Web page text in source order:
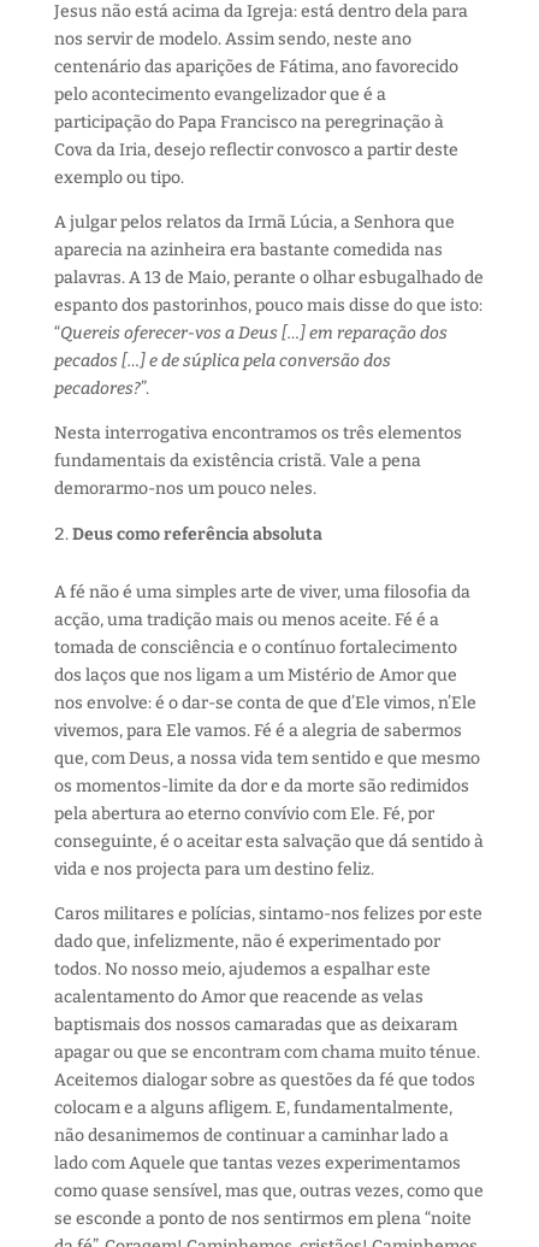
Jesus não está acima da Igreja: está dentro dela para
nos servir de modelo. Assim sendo, neste ano
centenário das aparições de Fátima, ano favorecido
pelo acontecimento evangelizador que é a
participação do Papa Francisco na peregrinação à
Cova da Iria, desejo reflectir convosco a partir deste
exemplo ou tipo.
A julgar pelos relatos da Irmã Lúcia, a Senhora que
aparecia na azinheira era bastante comedida nas
palavras. A 13 de Maio, perante o olhar esbugalhado de
espanto dos pastorinhos, pouco mais disse do que isto:
“Quereis oferecer-vos a Deus […] em reparação dos
pecados […] e de súplica pela conversão dos
pecadores?”.
Nesta interrogativa encontramos os três elementos
fundamentais da existência cristã. Vale a pena
demorarmo-nos um pouco neles.
Deus como referência absoluta
A fé não é uma simples arte de viver, uma filosofia da
acção, uma tradição mais ou menos aceite. Fé é a
tomada de consciência e o contínuo fortalecimento
dos laços que nos ligam a um Mistério de Amor que
nos envolve: é o dar-se conta de que d’Ele vimos, n’Ele
vivemos, para Ele vamos. Fé é a alegria de sabermos
que, com Deus, a nossa vida tem sentido e que mesmo
os momentos-limite da dor e da morte são redimidos
pela abertura ao eterno convívio com Ele. Fé, por
conseguinte, é o aceitar esta salvação que dá sentido à
vida e nos projecta para um destino feliz.
Caros militares e polícias, sintamo-nos felizes por este
dado que, infelizmente, não é experimentado por
todos. No nosso meio, ajudemos a espalhar este
acalentamento do Amor que reacende as velas
baptismais dos nossos camaradas que as deixaram
apagar ou que se encontram com chama muito ténue.
Aceitemos dialogar sobre as questões da fé que todos
colocam e a alguns afligem. E, fundamentalmente,
não desanimemos de continuar a caminhar lado a
lado com Aquele que tantas vezes experimentamos
como quase sensível, mas que, outras vezes, como que
se esconde a ponto de nos sentirmos em plena “noite